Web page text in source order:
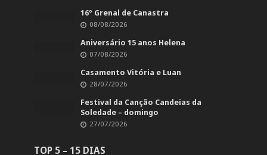
16º Grenal de Canastra
08/08/2026
Aniversário 15 anos Helena
07/08/2026
Casamento Vitória e Luan
28/07/2026
Festival da Canção Candeias da
Soledade – domingo
27/07/2026
TOP 5 – 15 DIAS